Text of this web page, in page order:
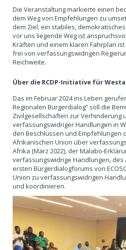
Die Veranstaltung markierte einen
dem Weg von Empfehlungen zu
dem Ziel, ein stabiles,
vor uns liegende Weg ist
Kräften und einem klaren Fahrplan
frei von verfassungswidrigen
Reichweite.
Über die RCDP-Initiative für
Das im Februar 2024 ins Leben
Regionalen Bürgerdialog“ soll die
Zivilgesellschaften zur Verhinderung
verfassungswidriger Handlungen in
den Beschlüssen und Empfehlungen
Afrikanischen Union über
Afrika (März 2022), der Malabo-
verfassungswidrige Handlungen, des
ersten Bürgerdialogforums von
Union zu verfassungswidrigen
und koordinieren.